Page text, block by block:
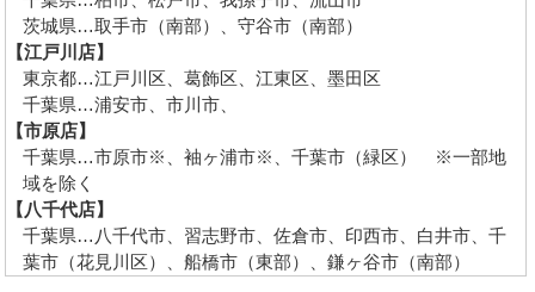
茨城県…取手市（南部）、守谷市（南部）
【江戸川店】
東京都…江戸川区、葛飾区、江東区、墨田区
千葉県…浦安市、市川市、
【市原店】
千葉県…市原市※、袖ヶ浦市※、千葉市（緑区） ※一部地
域を除く
【八千代店】
千葉県…八千代市、習志野市、佐倉市、印西市、白井市、千
葉市（花見川区）、船橋市（東部）、鎌ヶ谷市（南部）